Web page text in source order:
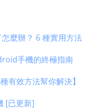
麼辦？ 6 種實用方法
手機的終極指南
有效方法幫你解決】
[已更新]